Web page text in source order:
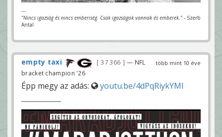
---
"Nincs igazság és nincs emberiség. Csak igazságok vannak és emberek." - Szerb
Antal
több mint 10 éve
empty taxi 37 366
— NFL
bracket champion '26
Épp megy az adás: youtu.be/4dPqRiykYMI